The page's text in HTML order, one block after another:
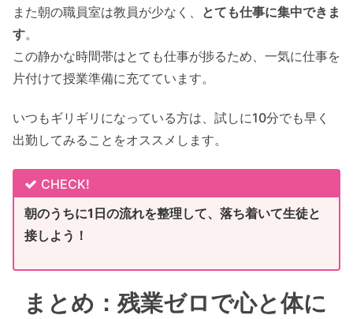
また朝の職員室は教員が少なく、 とても仕事に集中できま
す。
この静かな時間帯はとても仕事が捗るため、一気に仕事を
片付けて授業準備に充てています。
いつもギリギリになっている方は、試しに10分でも早く
出勤してみることをオススメします。
CHECK!
朝のうちに1日の流れを整理して、落ち着いて生徒と
接しよう！
まとめ：残業ゼロで心と体に